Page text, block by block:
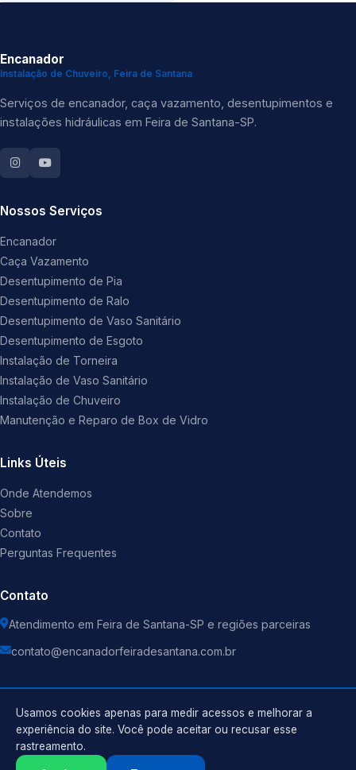
Encanador
Instalação de Chuveiro, Feira de Santana
Serviços de encanador, caça vazamento, desentupimentos e
instalações hidráulicas em Feira de Santana-SP.
Nossos Serviços
Encanador
Caça Vazamento
Desentupimento de Pia
Desentupimento de Ralo
Desentupimento de Vaso Sanitário
Desentupimento de Esgoto
Instalação de Torneira
Instalação de Vaso Sanitário
Instalação de Chuveiro
Manutenção e Reparo de Box de Vidro
Links Úteis
Onde Atendemos
Sobre
Contato
Perguntas Frequentes
Contato
Atendimento em Feira de Santana-SP e regiões parceiras
contato@encanadorfeiradesantana.com.br
2026 Encanador . Todos os direitos reservados.
Política de Privacidade
Termos de Uso
Usamos cookies apenas para medir acessos e melhorar a
experiência do site. Você pode aceitar ou recusar esse
rastreamento.